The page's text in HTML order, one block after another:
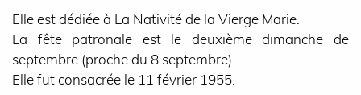
Elle est dédiée à La Nativité de la Vierge Marie.
La fête patronale est le deuxième dimanche de
septembre (proche du 8 septembre).
Elle fut consacrée le 11 février 1955.